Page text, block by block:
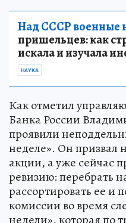
Над СССР военные
пришельцев: как
искала и изучала
НАУКА
Как отметил
Банка России
проявили
неделе». Он призвал
акции, а уже сейчас
ревизию: перебрать
рассортировать ее и
комиссии во время
недели», которая по